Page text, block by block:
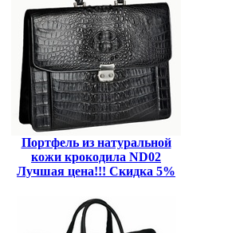
Портфель из натуральной
кожи крокодила ND02
Лучшая цена!!! Скидка 5%